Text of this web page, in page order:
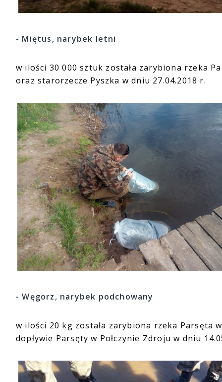
- Miętus, narybek letni
w ilości 30 000 sztuk została zarybiona rzeka
oraz starorzecze Pyszka w dniu 27.04.2018 r.
- Węgorz, narybek podchowany
w ilości 20 kg została zarybiona rzeka
dopływie Parsęty w Połczynie Zdroju w dniu